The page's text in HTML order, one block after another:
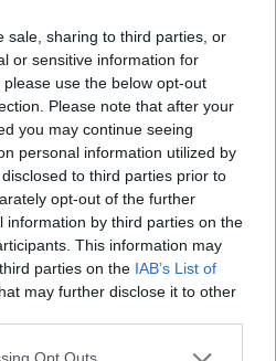
sale, sharing to third parties, or
or sensitive information for
use the below opt-out
Please note that after your
you may continue seeing
personal information utilized by
to third parties prior to
opt-out of the further
information by third parties on the
This information may
parties on the IAB’s List of
may further disclose it to other
nell'ambito della